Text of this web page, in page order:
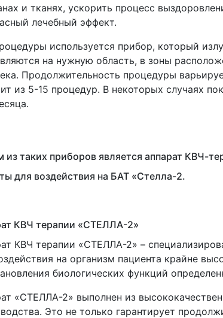
и тканях, ускорить процесс
лечебный эффект.
используется прибор, который
на нужную область, в зоны
Продолжительность процедуры
из 5-15 процедур. В некоторых случаях
из таких приборов является аппарат КВЧ-
для воздействия на БАТ «Стелла-2.
КВЧ терапии «СТЕЛЛА-2»
КВЧ терапии «СТЕЛЛА-2» –
на организм пациента крайне
биологических функций
«СТЕЛЛА-2» выполнен из
Это не только гарантирует